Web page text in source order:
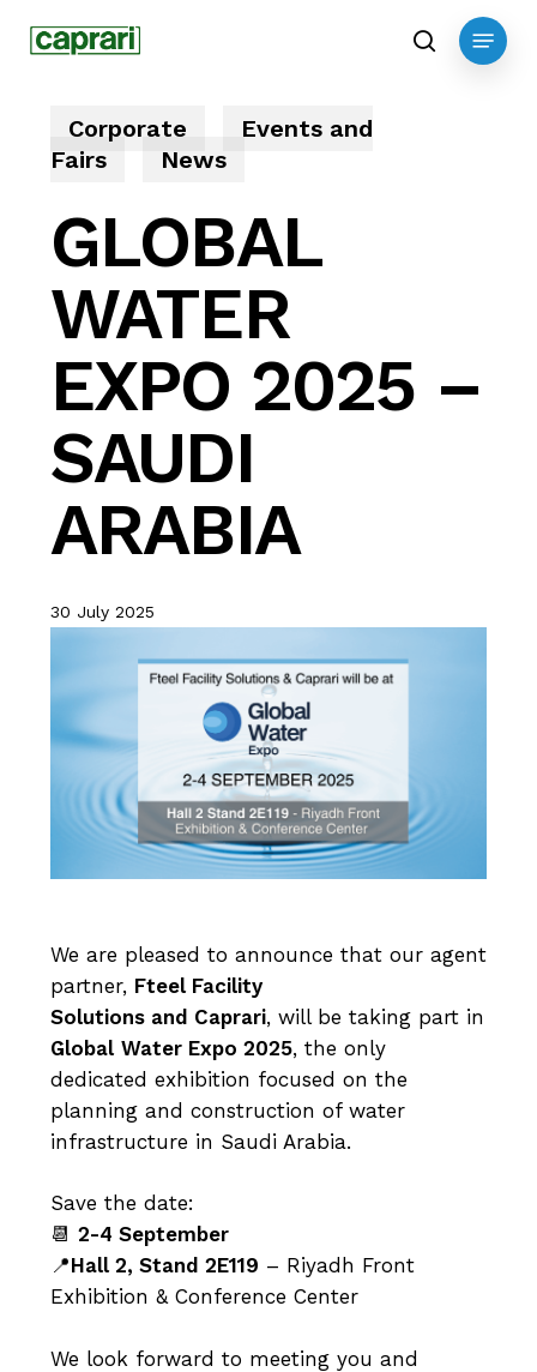
search
Menu
Corporate
Events and
Fairs
News
GLOBAL
WATER
EXPO 2025 –
SAUDI
ARABIA
30 July 2025
We are pleased to announce that our agent
partner, Fteel Facility
Solutions and Caprari, will be taking part in
Global Water Expo 2025, the only
dedicated exhibition focused on the
planning and construction of water
infrastructure in Saudi Arabia.
Save the date:
📆 2-4 September
📍Hall 2, Stand 2E119 – Riyadh Front
Exhibition & Conference Center
We look forward to meeting you and